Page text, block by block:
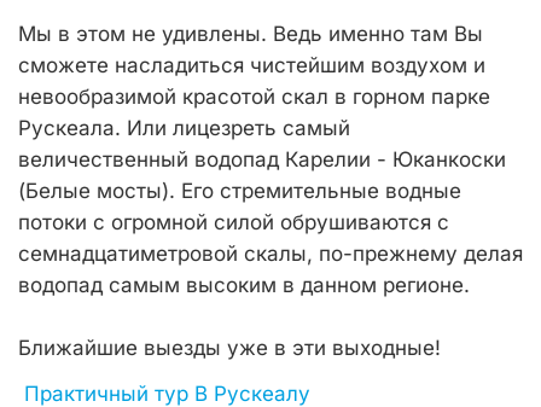
Мы в этом не удивлены. Ведь именно там Вы
сможете насладиться чистейшим воздухом и
невообразимой красотой скал в горном парке
Рускеала. Или лицезреть самый
величественный водопад Карелии - Юканкоски
(Белые мосты). Его стремительные водные
потоки с огромной силой обрушиваются с
семнадцатиметровой скалы, по-прежнему делая
водопад самым высоким в данном регионе.
Ближайшие выезды уже в эти выходные!
Практичный тур В Рускеалу